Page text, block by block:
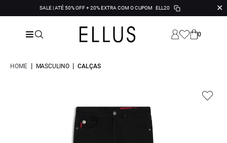
SALE | ATÉ 50% OFF + 20% EXTRA COM O CUPOM ELL20 ✕
0
HOME | MASCULINO | CALÇAS